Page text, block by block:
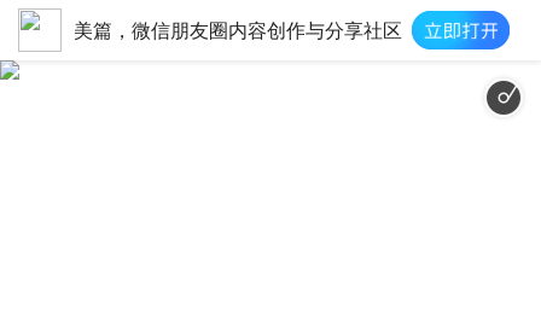
美篇，微信朋友圈内容创作与分享社区
人民公安向